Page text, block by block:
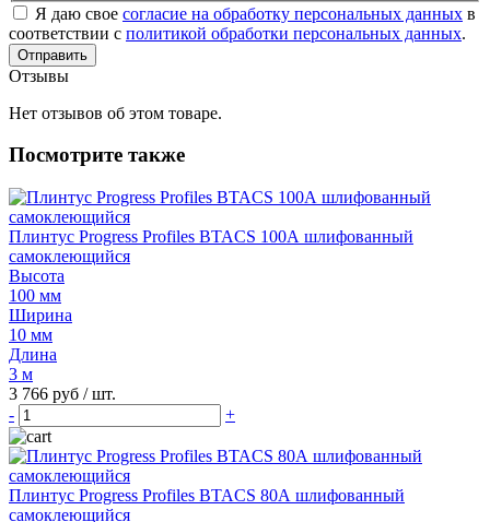
Я даю свое согласие на обработку персональных данных в
соответствии с политикой обработки персональных данных.
Отправить
Отзывы
Нет отзывов об этом товаре.
Посмотрите также
Плинтус Progress Profiles BTACS 100А шлифованный
самоклеющийся
Высота
100 мм
Ширина
10 мм
Длина
3 м
3 766 руб / шт.
-
+
Плинтус Progress Profiles BTACS 80А шлифованный
самоклеющийся